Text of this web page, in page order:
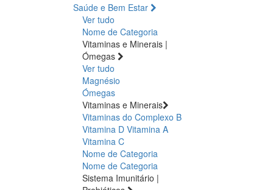
Saúde e Bem Estar
Ver tudo
Nome de Categoria
Vitaminas e Minerais |
Ómegas
Ver tudo
Magnésio
Ómegas
Vitaminas e Minerais
Vitaminas do Complexo B
Vitamina D Vitamina A
Vitamina C
Nome de Categoria
Nome de Categoria
Sistema Imunitário |